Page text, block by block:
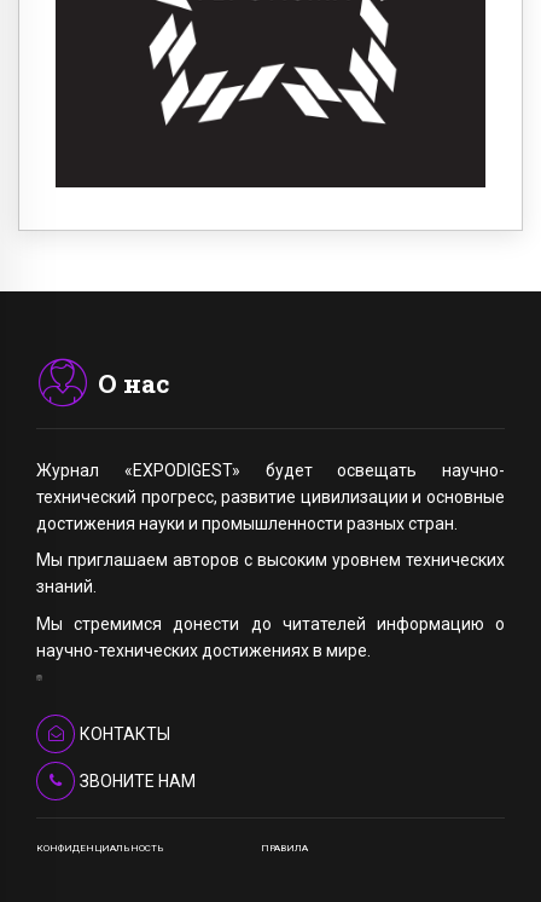
О нас
Журнал «EXPODIGEST» будет освещать научно-
технический прогресс, развитие цивилизации и основные
достижения науки и промышленности разных стран.
Мы приглашаем авторов с высоким уровнем технических
знаний.
Мы стремимся донести до читателей информацию о
научно-технических достижениях в мире.
КОНТАКТЫ
ЗВОНИТЕ НАМ
КОНФИДЕНЦИАЛЬНОСТЬ ПРАВИЛА